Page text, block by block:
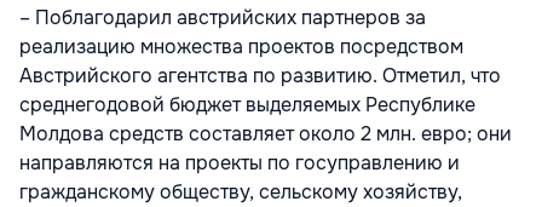
– Поблагодарил австрийских партнеров за
реализацию множества проектов посредством
Австрийского агентства по развитию. Отметил, что
среднегодовой бюджет выделяемых Республике
Молдова средств составляет около 2 млн. евро; они
направляются на проекты по госуправлению и
гражданскому обществу, сельскому хозяйству,